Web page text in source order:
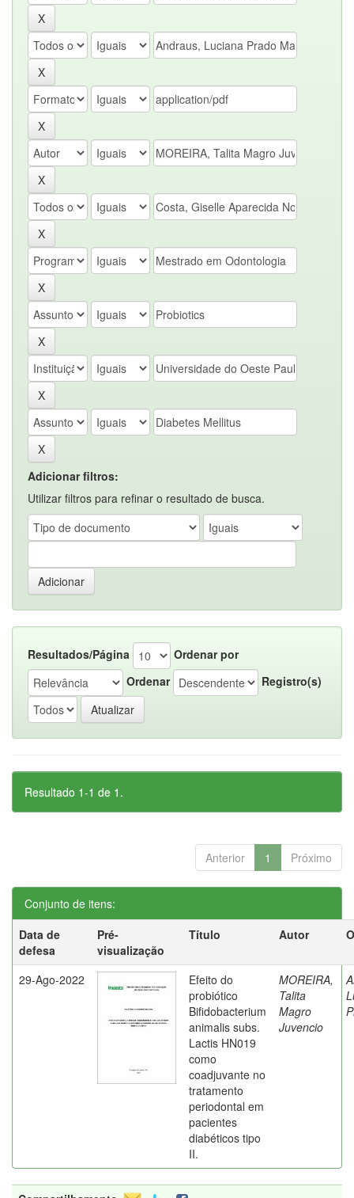
Adicionar filtros:
Utilizar filtros para refinar o resultado de busca.
Resultados/Página
Ordenar por
Ordenar
Registro(s)
Resultado 1-1 de 1.
Anterior 1 Próximo
Conjunto de itens:
Data de
defesa
Pré-
visualização
Título Autor
29-Ago-2022
Efeito do
probiótico
Bifidobacterium
animalis subs.
Lactis HN019
como
coadjuvante no
tratamento
periodontal em
pacientes
diabéticos tipo
II.
MOREIRA,
Talita
Magro
Juvencio